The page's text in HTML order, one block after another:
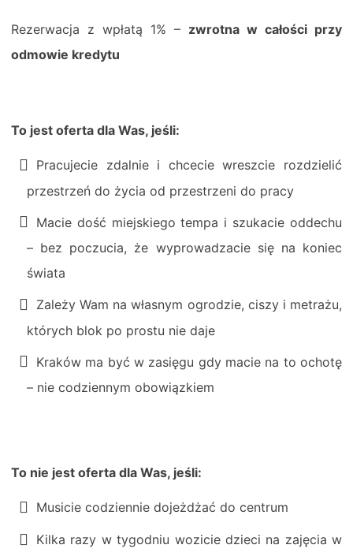
Rezerwacja z wpłatą 1% – zwrotna w całości przy
odmowie kredytu
To jest oferta dla Was, jeśli:
Pracujecie zdalnie i chcecie wreszcie rozdzielić
przestrzeń do życia od przestrzeni do pracy
Macie dość miejskiego tempa i szukacie oddechu
– bez poczucia, że wyprowadzacie się na koniec
świata
Zależy Wam na własnym ogrodzie, ciszy i metrażu,
których blok po prostu nie daje
Kraków ma być w zasięgu gdy macie na to ochotę
– nie codziennym obowiązkiem
To nie jest oferta dla Was, jeśli:
Musicie codziennie dojeżdżać do centrum
Kilka razy w tygodniu wozicie dzieci na zajęcia w